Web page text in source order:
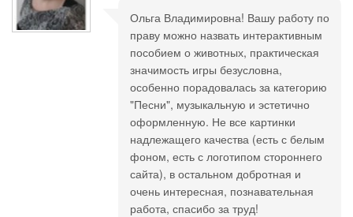
Ольга Владимировна! Вашу работу по
праву можно назвать интерактивным
пособием о животных, практическая
значимость игры безусловна,
особенно порадовалась за категорию
"Песни", музыкальную и эстетично
оформленную. Не все картинки
надлежащего качества (есть с белым
фоном, есть с логотипом стороннего
сайта), в остальном добротная и
очень интересная, познавательная
работа, спасибо за труд!